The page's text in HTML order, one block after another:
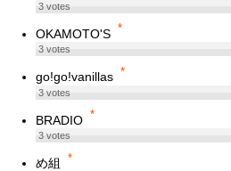
3votes
OKAMOTO'S *
3votes
go!go!vanillas *
3votes
BRADIO *
3votes
め組 *